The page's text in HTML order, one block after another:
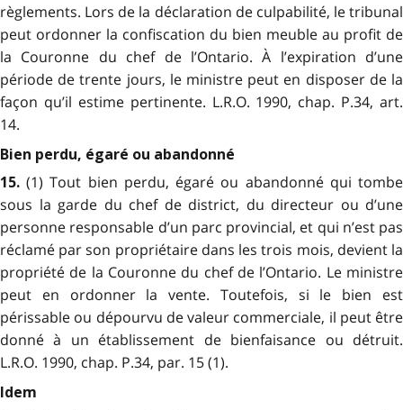
règlements. Lors de la déclaration de culpabilité, le tribunal
peut ordonner la confiscation du bien meuble au profit de
la Couronne du chef de l’Ontario. À l’expiration d’une
période de trente jours, le ministre peut en disposer de la
façon qu’il estime pertinente. L.R.O. 1990, chap. P.34, art.
14.
Bien perdu, égaré ou abandonné
15.(1) Tout bien perdu, égaré ou abandonné qui tombe
sous la garde du chef de district, du directeur ou d’une
personne responsable d’un parc provincial, et qui n’est pas
réclamé par son propriétaire dans les trois mois, devient la
propriété de la Couronne du chef de l’Ontario. Le ministre
peut en ordonner la vente. Toutefois, si le bien est
périssable ou dépourvu de valeur commerciale, il peut être
donné à un établissement de bienfaisance ou détruit.
L.R.O. 1990, chap. P.34, par. 15 (1).
Idem